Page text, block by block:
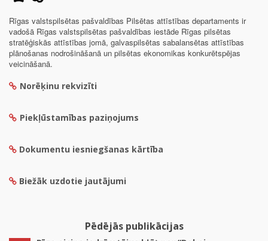
Rīgas valstspilsētas pašvaldības Pilsētas attīstības departaments ir
vadošā Rīgas valstspilsētas pašvaldības iestāde Rīgas pilsētas
stratēģiskās attīstības jomā, galvaspilsētas sabalansētas attīstības
plānošanas nodrošināšanā un pilsētas ekonomikas konkurētspējas
veicināšanā.
Norēķinu rekvizīti
Piekļūstamības paziņojums
Dokumentu iesniegšanas kārtība
Biežāk uzdotie jautājumi
Pēdējās publikācijas